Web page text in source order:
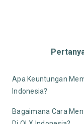
Apa Keuntungan
Indonesia?
Bagaimana Cara